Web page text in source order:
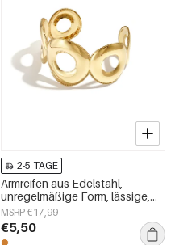
2-5 TAGE
Armreifen aus Edelstahl,
unregelmäßige Form, lässige,
schlichte Alltagsserie,
Damenschmuck
MSRP €17,99
€5,50